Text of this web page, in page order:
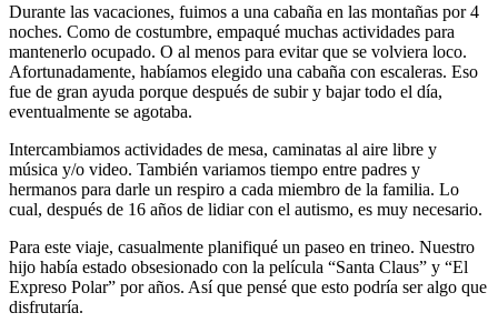
Durante las vacaciones, fuimos a una cabaña en las montañas por 4
noches. Como de costumbre, empaqué muchas actividades para
mantenerlo ocupado. O al menos para evitar que se volviera loco.
Afortunadamente, habíamos elegido una cabaña con escaleras. Eso
fue de gran ayuda porque después de subir y bajar todo el día,
eventualmente se agotaba.
Intercambiamos actividades de mesa, caminatas al aire libre y
música y/o video. También variamos tiempo entre padres y
hermanos para darle un respiro a cada miembro de la familia. Lo
cual, después de 16 años de lidiar con el autismo, es muy necesario.
Para este viaje, casualmente planifiqué un paseo en trineo. Nuestro
hijo había estado obsesionado con la película “Santa Claus” y “El
Expreso Polar” por años. Así que pensé que esto podría ser algo que
disfrutaría.